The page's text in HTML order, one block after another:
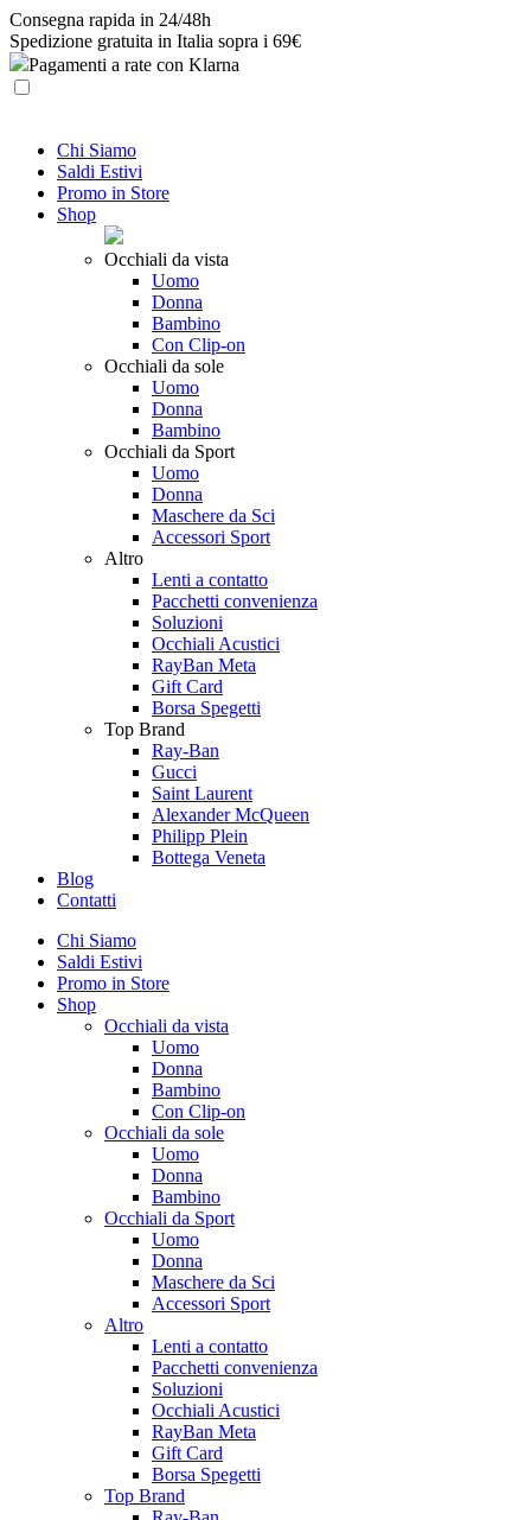
Skip
to
content
Consegna rapida in 24/48h
Spedizione gratuita in Italia sopra i 69€
Pagamenti a rate con Klarna
Chi Siamo
Saldi Estivi
Promo in Store
Shop
Occhiali da vista
Uomo
Donna
Bambino
Con Clip-on
Occhiali da sole
Uomo
Donna
Bambino
Occhiali da Sport
Uomo
Donna
Maschere da Sci
Accessori Sport
Altro
Lenti a contatto
Pacchetti convenienza
Soluzioni
Occhiali Acustici
RayBan Meta
Gift Card
Borsa Spegetti
Top Brand
Ray-Ban
Gucci
Saint Laurent
Alexander McQueen
Philipp Plein
Bottega Veneta
Blog
Contatti
Chi Siamo
Saldi Estivi
Promo in Store
Shop
Occhiali da vista
Uomo
Donna
Bambino
Con Clip-on
Occhiali da sole
Uomo
Donna
Bambino
Occhiali da Sport
Uomo
Donna
Maschere da Sci
Accessori Sport
Altro
Lenti a contatto
Pacchetti convenienza
Soluzioni
Occhiali Acustici
RayBan Meta
Gift Card
Borsa Spegetti
Top Brand